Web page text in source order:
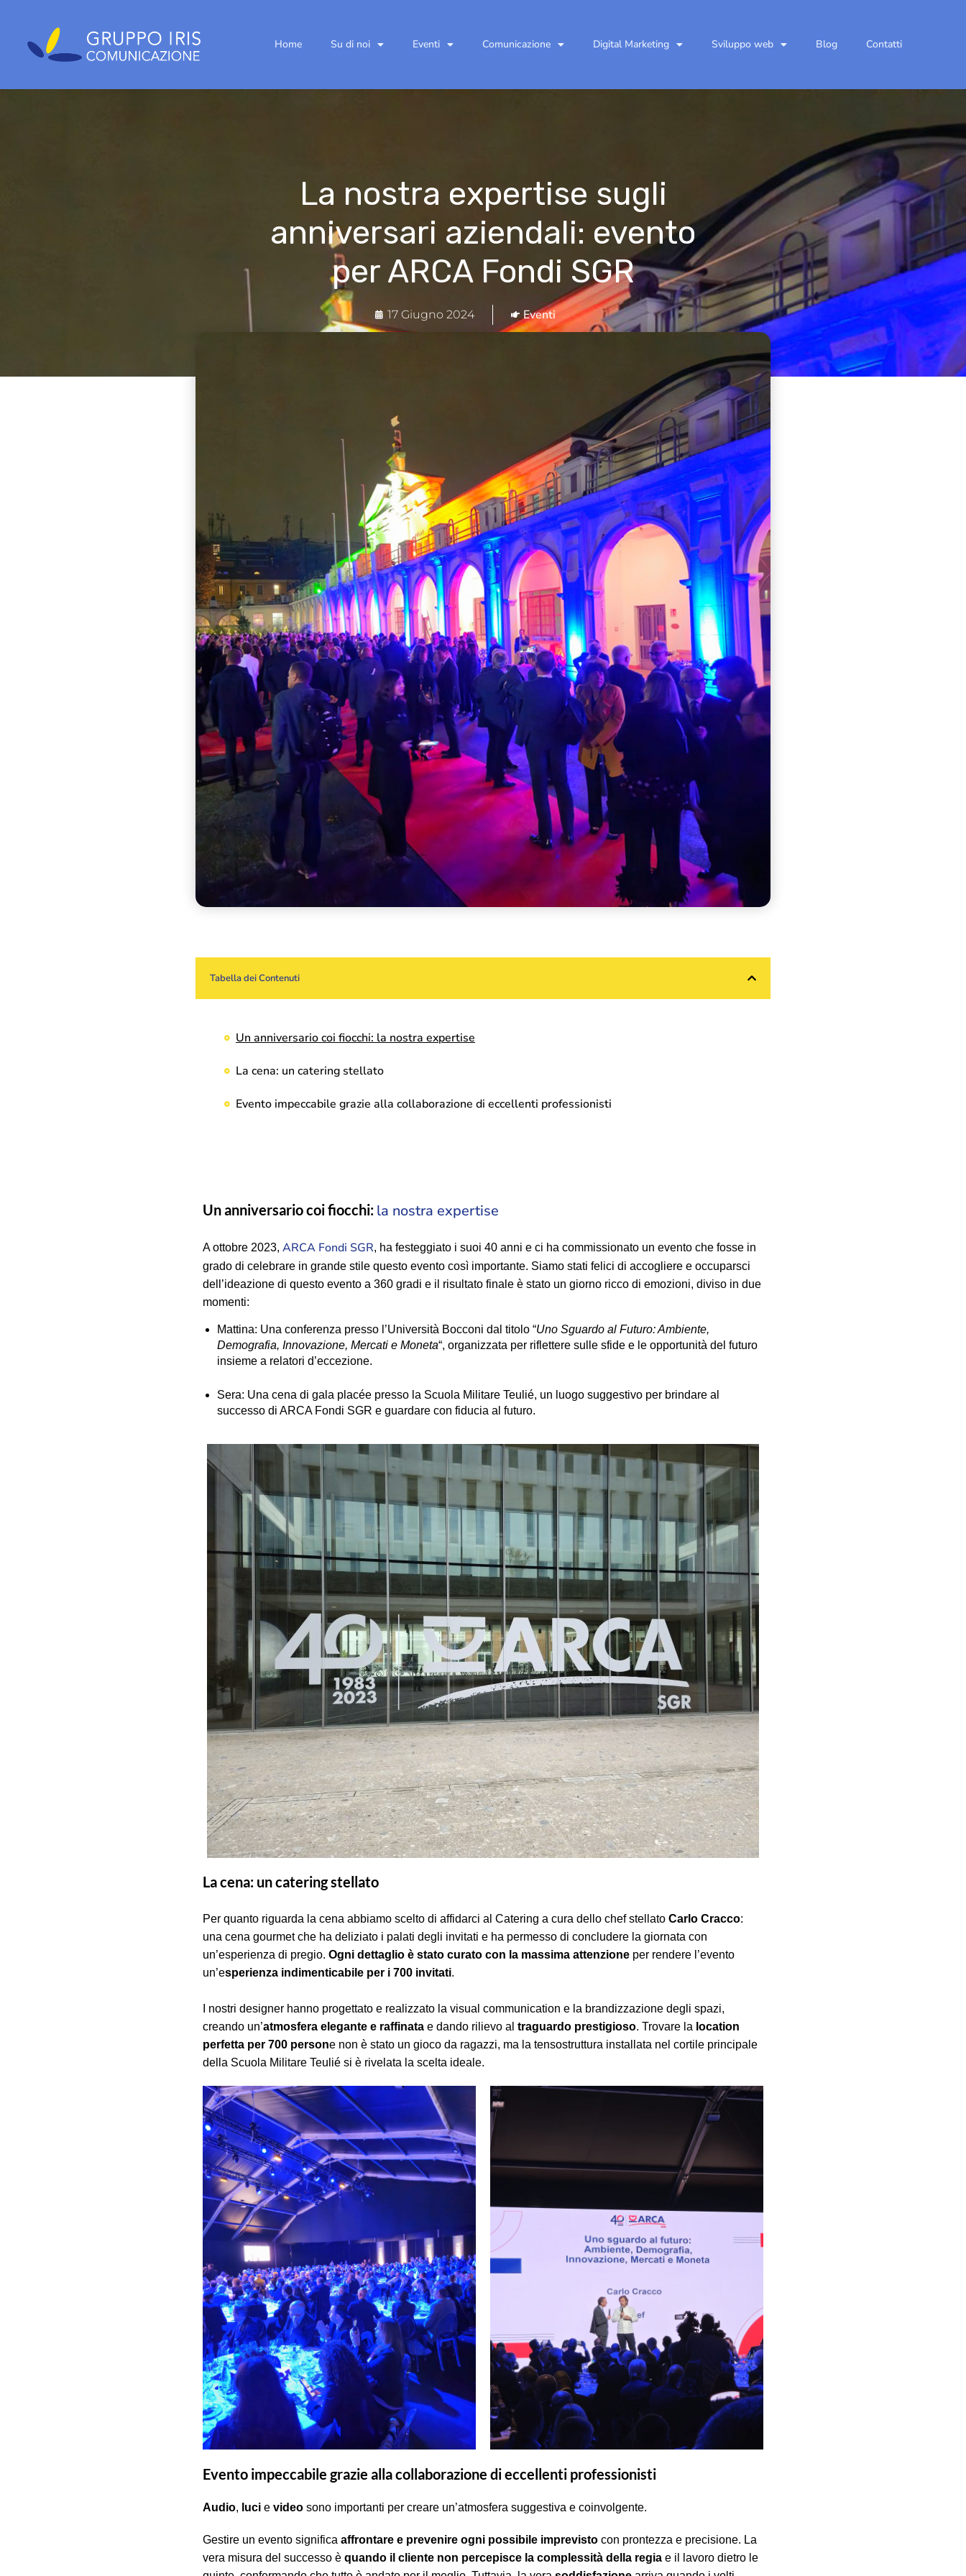
Home Su di noi Eventi Comunicazione Digital Marketing Sviluppo web Blog Contatti
La nostra expertise sugli
anniversari aziendali: evento
per ARCA Fondi SGR
17 Giugno 2024 Eventi
Tabella dei Contenuti
Un anniversario coi fiocchi: la nostra expertise
La cena: un catering stellato
Evento impeccabile grazie alla collaborazione di eccellenti professionisti
Un anniversario coi fiocchi: la nostra expertise
A ottobre 2023, ARCA Fondi SGR, ha festeggiato i suoi 40 anni e ci ha commissionato un evento che fosse in
grado di celebrare in grande stile questo evento così importante. Siamo stati felici di accogliere e occuparsci
dell’ideazione di questo evento a 360 gradi e il risultato finale è stato un giorno ricco di emozioni, diviso in due
momenti:
Mattina: Una conferenza presso l’Università Bocconi dal titolo “Uno Sguardo al Futuro: Ambiente,
Demografia, Innovazione, Mercati e Moneta“, organizzata per riflettere sulle sfide e le opportunità del futuro
insieme a relatori d’eccezione.
Sera: Una cena di gala placée presso la Scuola Militare Teulié, un luogo suggestivo per brindare al
successo di ARCA Fondi SGR e guardare con fiducia al futuro.
La cena: un catering stellato
Per quanto riguarda la cena abbiamo scelto di affidarci al Catering a cura dello chef stellato Carlo Cracco:
una cena gourmet che ha deliziato i palati degli invitati e ha permesso di concludere la giornata con
un’esperienza di pregio. Ogni dettaglio è stato curato con la massima attenzione per rendere l’evento
un’esperienza indimenticabile per i 700 invitati.
I nostri designer hanno progettato e realizzato la visual communication e la brandizzazione degli spazi,
creando un’atmosfera elegante e raffinata e dando rilievo al traguardo prestigioso. Trovare la location
perfetta per 700 persone non è stato un gioco da ragazzi, ma la tensostruttura installata nel cortile principale
della Scuola Militare Teulié si è rivelata la scelta ideale.
Evento impeccabile grazie alla collaborazione di eccellenti professionisti
Audio, luci e video sono importanti per creare un’atmosfera suggestiva e coinvolgente.
Gestire un evento significa affrontare e prevenire ogni possibile imprevisto con prontezza e precisione. La
vera misura del successo è quando il cliente non percepisce la complessità della regia e il lavoro dietro le